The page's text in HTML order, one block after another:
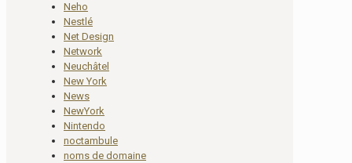
Neho
Nestlé
Net Design
Network
Neuchâtel
New York
News
NewYork
Nintendo
noctambule
noms de domaine